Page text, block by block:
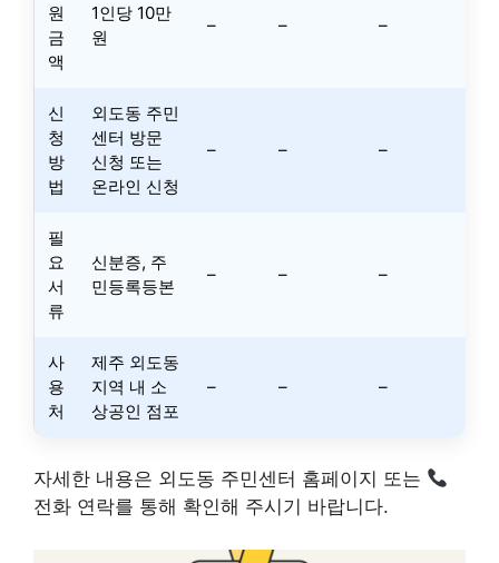
원
금
액
1인당 10만
원
– – –
신
청
방
법
외도동 주민
센터 방문
신청 또는
온라인 신청
– – –
필
요
서
류
신분증, 주
민등록등본
– – –
사
용
처
제주 외도동
지역 내 소
상공인 점포
– – –
자세한 내용은 외도동 주민센터 홈페이지 또는
전화 연락를 통해 확인해 주시기 바랍니다.